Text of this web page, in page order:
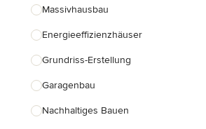
Massivhausbau
Energieeffizienzhäuser
Grundriss-Erstellung
Garagenbau
Nachhaltiges Bauen